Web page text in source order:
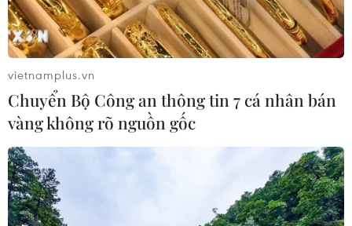
vietnamplus.vn
Chuyển Bộ Công an thông tin 7 cá nhân bán
vàng không rõ nguồn gốc